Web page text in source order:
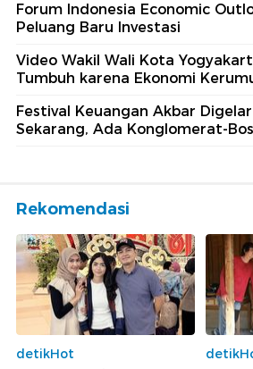
Forum Indonesia Economic
Peluang Baru Investasi
Video Wakil Wali Kota
Tumbuh karena Ekonomi
Festival Keuangan Akbar
Sekarang, Ada Konglomerat-
Rekomendasi
detikHot